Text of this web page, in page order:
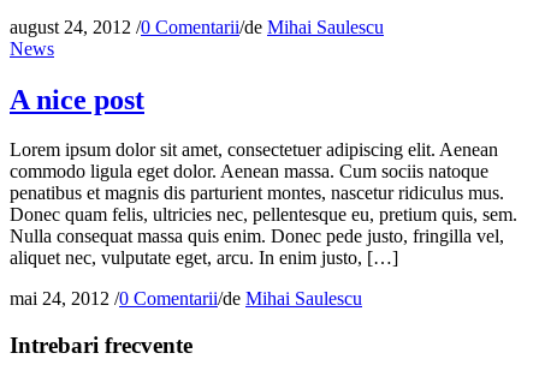
august 24, 2012 /0 Comentarii/de Mihai Saulescu
News
A nice post
Lorem ipsum dolor sit amet, consectetuer adipiscing elit. Aenean
commodo ligula eget dolor. Aenean massa. Cum sociis natoque
penatibus et magnis dis parturient montes, nascetur ridiculus mus.
Donec quam felis, ultricies nec, pellentesque eu, pretium quis, sem.
Nulla consequat massa quis enim. Donec pede justo, fringilla vel,
aliquet nec, vulputate eget, arcu. In enim justo, […]
mai 24, 2012 /0 Comentarii/de Mihai Saulescu
Intrebari frecvente